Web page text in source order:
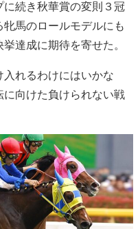
続き秋華賞の変則３冠
馬のロールモデルにも
達成に期待を寄せた。
れるわけにはいかな
向けた負けられない戦